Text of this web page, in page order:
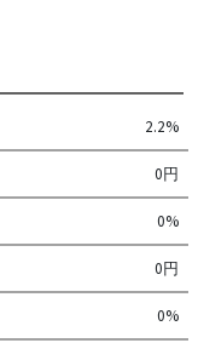
2.2%
0円
0%
0円
0%